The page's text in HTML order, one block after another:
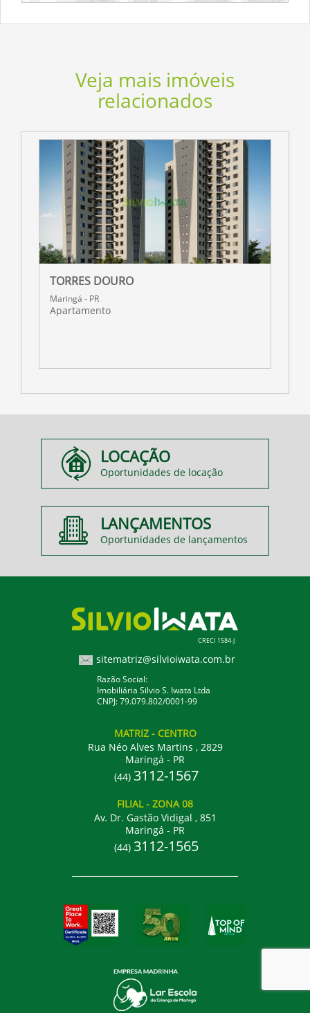
Veja mais imóveis
relacionados
TORRES DOURO
Maringá - PR
Apartamento
LOCAÇÃO
Oportunidades de locação
LANÇAMENTOS
Oportunidades de lançamentos
CRECI 1584-J
sitematriz@silvioiwata.com.br
Razão Social:
Imobiliária Silvio S. Iwata Ltda
CNPJ: 79.079.802/0001-99
MATRIZ - CENTRO
Rua Néo Alves Martins , 2829
Maringá - PR
(44) 3112-1567
FILIAL- ZONA 08
Av. Dr. Gastão Vidigal , 851
Maringá - PR
(44) 3112-1565